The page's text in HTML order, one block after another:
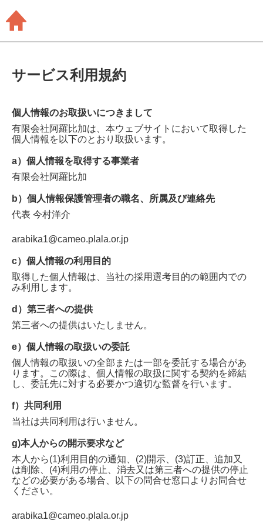
サービス利用規約
個人情報のお取扱いにつきまして
有限会社阿羅比加は、本ウェブサイトにおいて取得した
個人情報を以下のとおり取扱います。
a）個人情報を取得する事業者
有限会社阿羅比加
b）個人情報保護管理者の職名、所属及び連絡先
代表 今村洋介
arabika1@cameo.plala.or.jp
c）個人情報の利用目的
取得した個人情報は、当社の採用選考目的の範囲内での
み利用します。
d）第三者への提供
第三者への提供はいたしません。
e）個人情報の取扱いの委託
個人情報の取扱いの全部または一部を委託する場合があ
ります。この際は、個人情報の取扱に関する契約を締結
し、委託先に対する必要かつ適切な監督を行います。
f）共同利用
当社は共同利用は行いません。
g)本人からの開示要求など
本人から(1)利用目的の通知、(2)開示、(3)訂正、追加又
は削除、(4)利用の停止、消去又は第三者への提供の停止
などの必要がある場合、以下の問合せ窓口よりお問合せ
ください。
arabika1@cameo.plala.or.jp